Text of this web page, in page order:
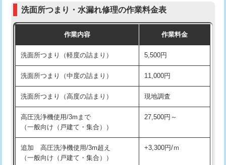
モルタル補修（厚さ10㎝まで） 27,500円
モルタル補修（厚さ10㎝超え） 38,500円
洗面台設置 38,500円
バスタブ設置 現場見積
追加人工 16,500円
廃棄・処分
（P/S/ポップアップ））
交換・取付（その他部品） 11,000円+材料費
持込商品取付（単水栓） 13,200円
持込商品取付（混合水栓） 16,500円
持込商品取付（浄水器・分岐水栓） 16,500円
給水管工事※（ホール加工) 16,500円
給水管工事※（バンド止め)
給水管工事※（支持金具設置) 5,500円
洗面所つまり・水漏れ修理の作業料金表
作業内容 作業料金
洗面所つまり（軽度の詰まり） 5,500円
洗面所つまり（中度の詰まり） 11,000円
洗面所つまり（高度の詰まり） 現地調査
高圧洗浄機使用/3mまで
（一般向け（戸建て・集合））
27,500円～
追加 高圧洗浄機使用/3m超え
（一般向け（戸建て・集合））
+3,300円/ｍ